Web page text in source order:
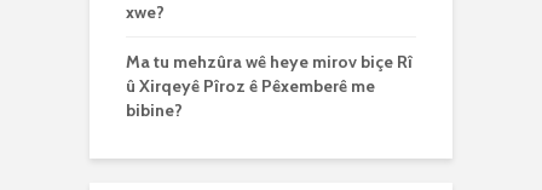
xwe?
Ma tu mehzûra wê heye mirov biçe Rî
û Xirqeyê Pîroz ê Pêxemberê me
bibine?